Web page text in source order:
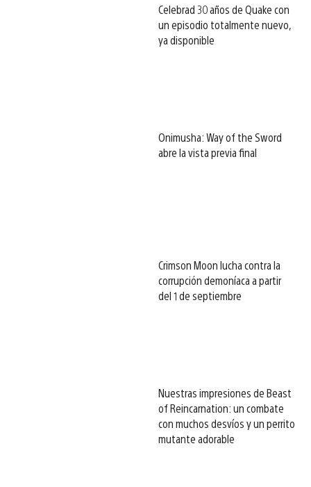
Celebrad 30 años de Quake con
un episodio totalmente nuevo,
ya disponible
Onimusha: Way of the Sword
abre la vista previa final
Crimson Moon lucha contra la
corrupción demoníaca a partir
del 1 de septiembre
Nuestras impresiones de Beast
of Reincarnation: un combate
con muchos desvíos y un perrito
mutante adorable